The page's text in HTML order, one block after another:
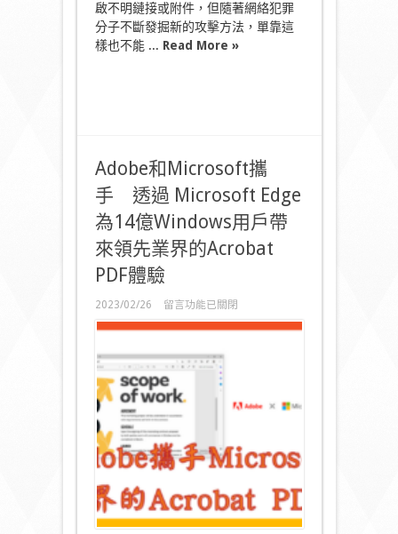
啟不明鏈接或附件，但隨著網絡犯罪
分子不斷發掘新的攻擊方法，單靠這
樣也不能 ... Read More »
Adobe和Microsoft攜
手 透過 Microsoft Edge
為14億Windows用戶帶
來領先業界的Acrobat
PDF體驗
2023/02/26
在
〈Adobe
和
攜
手
透
過
Microsoft
Edge
為
14
億
用
戶
留言功能已關閉